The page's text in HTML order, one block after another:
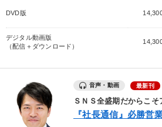
※「更新」を押すと「テーマ」「キーワード」を更新い
ondemand_video 経営音声・動画を探す
全国経営者セミナー収録物以外の経営教材
カテゴリー
DVD版
デジタル動画版
（配信＋ダウンロード）
音声・動画 最新刊
ＳＮＳ全盛期だからこそ
『社長通信』必勝営